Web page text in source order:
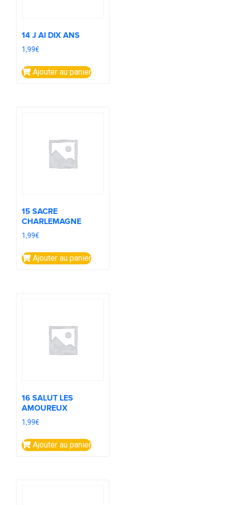
14 J AI DIX ANS
1,99€
Ajouter au panier
15 SACRE
CHARLEMAGNE
1,99€
Ajouter au panier
16 SALUT LES
AMOUREUX
1,99€
Ajouter au panier